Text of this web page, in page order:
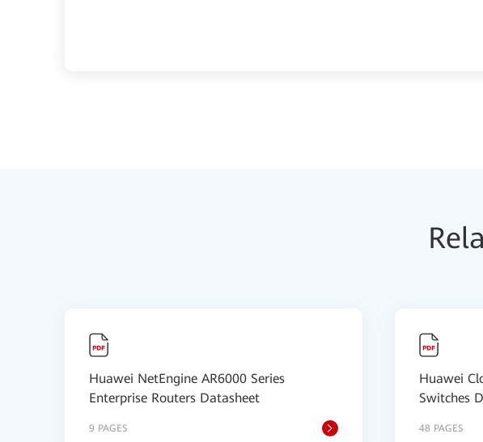
Huawei NetEngine AR6000 Series
Enterprise Routers Datasheet
9 PAGES
Huawei
Switches
48 PAGES